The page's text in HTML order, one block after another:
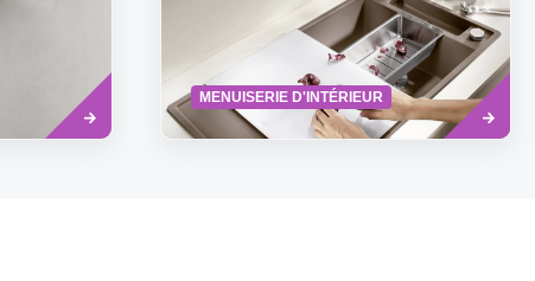
Read
more
MENUISERIE D'INTÉRIEUR
Read
more